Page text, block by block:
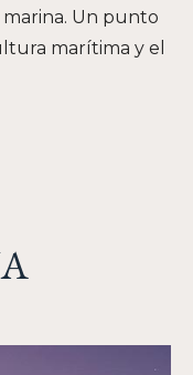
marina. Un punto
marítima y el